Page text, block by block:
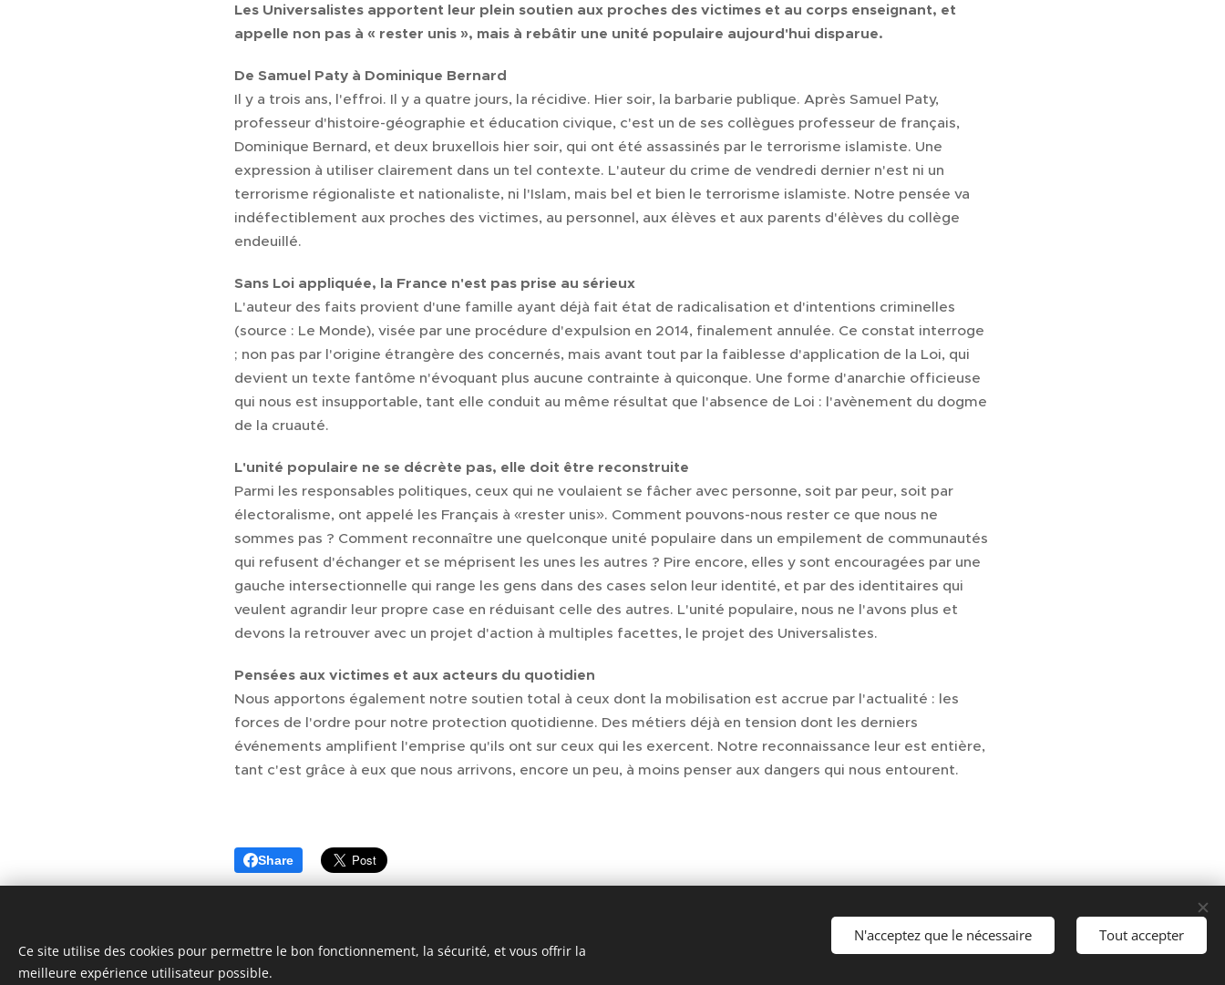
Les Universalistes apportent leur plein soutien aux proches des victimes et au corps enseignant, et
appelle non pas à « rester unis », mais à rebâtir une unité populaire aujourd'hui disparue.
De Samuel Paty à Dominique Bernard
Il y a trois ans, l'effroi. Il y a quatre jours, la récidive. Hier soir, la barbarie publique. Après Samuel Paty,
professeur d'histoire-géographie et éducation civique, c'est un de ses collègues professeur de français,
Dominique Bernard, et deux bruxellois hier soir, qui ont été assassinés par le terrorisme islamiste. Une
expression à utiliser clairement dans un tel contexte. L'auteur du crime de vendredi dernier n'est ni un
terrorisme régionaliste et nationaliste, ni l'Islam, mais bel et bien le terrorisme islamiste. Notre pensée va
indéfectiblement aux proches des victimes, au personnel, aux élèves et aux parents d'élèves du collège
endeuillé.
Sans Loi appliquée, la France n'est pas prise au sérieux
L'auteur des faits provient d'une famille ayant déjà fait état de radicalisation et d'intentions criminelles
(source : Le Monde), visée par une procédure d'expulsion en 2014, finalement annulée. Ce constat interroge
; non pas par l'origine étrangère des concernés, mais avant tout par la faiblesse d'application de la Loi, qui
devient un texte fantôme n'évoquant plus aucune contrainte à quiconque. Une forme d'anarchie officieuse
qui nous est insupportable, tant elle conduit au même résultat que l'absence de Loi : l'avènement du dogme
de la cruauté.
L'unité populaire ne se décrète pas, elle doit être reconstruite
Parmi les responsables politiques, ceux qui ne voulaient se fâcher avec personne, soit par peur, soit par
électoralisme, ont appelé les Français à «rester unis». Comment pouvons-nous rester ce que nous ne
sommes pas ? Comment reconnaître une quelconque unité populaire dans un empilement de communautés
qui refusent d'échanger et se méprisent les unes les autres ? Pire encore, elles y sont encouragées par une
gauche intersectionnelle qui range les gens dans des cases selon leur identité, et par des identitaires qui
veulent agrandir leur propre case en réduisant celle des autres. L'unité populaire, nous ne l'avons plus et
devons la retrouver avec un projet d'action à multiples facettes, le projet des Universalistes.
Pensées aux victimes et aux acteurs du quotidien
Nous apportons également notre soutien total à ceux dont la mobilisation est accrue par l'actualité : les
forces de l'ordre pour notre protection quotidienne. Des métiers déjà en tension dont les derniers
événements amplifient l'emprise qu'ils ont sur ceux qui les exercent. Notre reconnaissance leur est entière,
tant c'est grâce à eux que nous arrivons, encore un peu, à moins penser aux dangers qui nous entourent.
Share
Ce site utilise des cookies pour permettre le bon fonctionnement, la sécurité, et vous offrir la
meilleure expérience utilisateur possible.
N'acceptez que le nécessaire Tout accepter